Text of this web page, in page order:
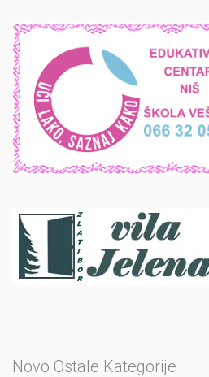
Novo Ostale Kategorije